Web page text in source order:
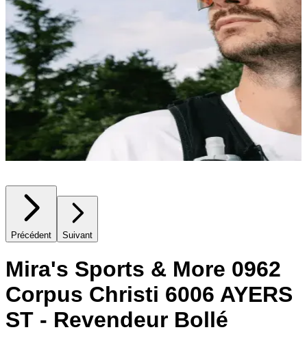
Précédent Suivant
Mira's Sports & More 0962
Corpus Christi 6006 AYERS
ST - Revendeur Bollé